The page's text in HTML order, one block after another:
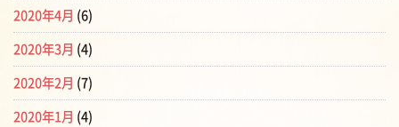
2020年4月 (6)
2020年3月 (4)
2020年2月 (7)
2020年1月 (4)